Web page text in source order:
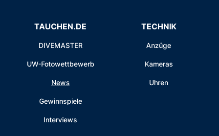
TAUCHEN.DE
DIVEMASTER
UW-Fotowettbewerb
News
Gewinnspiele
Interviews
TECHNIK
Anzüge
Kameras
Uhren